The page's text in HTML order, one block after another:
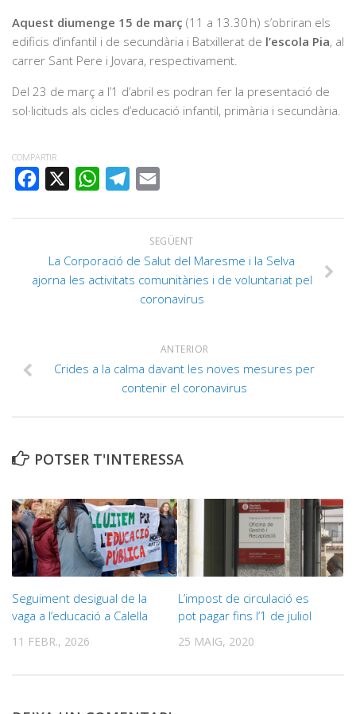
Aquest diumenge 15 de març (11 a 13.30 h) s’obriran els
edificis d’infantil i de secundària i Batxillerat de l’escola Pia, al
carrer Sant Pere i Jovara, respectivament.
Del 23 de març a l’1 d’abril es podran fer la presentació de
sol·licituds als cicles d’educació infantil, primària i secundària.
COMPARTIR
FACEBOOK
WHATSAPPTELEGRAM
SEGÜENT
La Corporació de Salut del Maresme i la Selva
ajorna les activitats comunitàries i de voluntariat pel
coronavirus
ANTERIOR
Crides a la calma davant les noves mesures per
contenir el coronavirus
POTSER T'INTERESSA
Seguiment desigual de la
vaga a l’educació a Calella
11 FEBR., 2026
L’impost de circulació es
pot pagar fins l’1 de juliol
25 MAIG, 2020